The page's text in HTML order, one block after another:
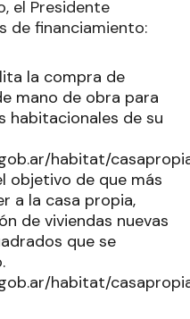
el Presidente
de financiamiento:
la compra de
mano de obra para
habitacionales de su
habitat/
objetivo de que más
a la casa propia,
de viviendas nuevas
que se
habitat/